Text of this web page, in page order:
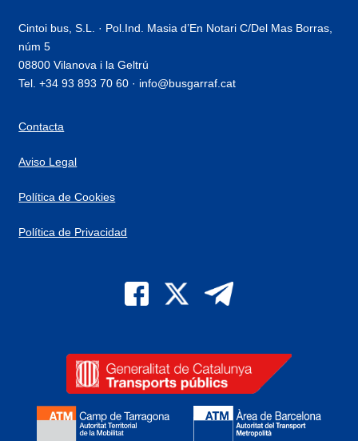
Cintoi bus, S.L. · Pol.Ind. Masia d’En Notari C/Del Mas Borras,
núm 5
08800 Vilanova i la Geltrú
Tel. +34 93 893 70 60 · info@busgarraf.cat
Contacta
Aviso Legal
Política de Cookies
Política de Privacidad